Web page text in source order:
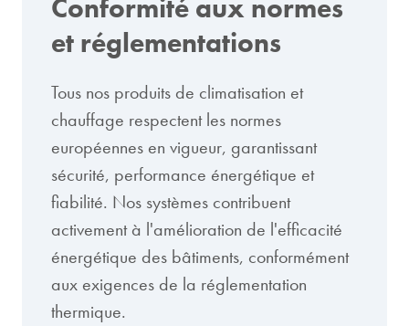
Conformité aux normes
et réglementations
Tous nos produits de climatisation et
chauffage respectent les normes
européennes en vigueur, garantissant
sécurité, performance énergétique et
fiabilité. Nos systèmes contribuent
activement à l'amélioration de l'efficacité
énergétique des bâtiments, conformément
aux exigences de la réglementation
thermique.